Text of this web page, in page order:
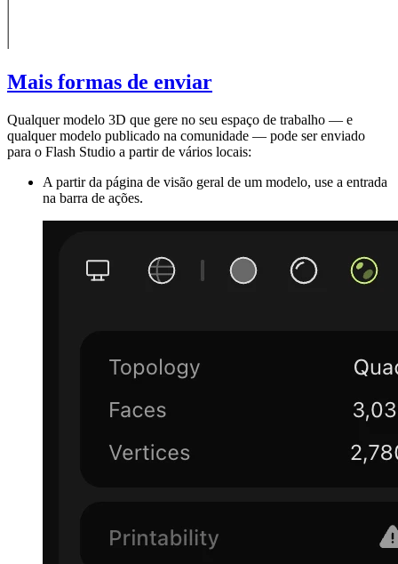
Mais formas de enviar
Qualquer modelo 3D que gere no seu espaço de trabalho — e
qualquer modelo publicado na comunidade — pode ser enviado
para o Flash Studio a partir de vários locais:
A partir da página de visão geral de um modelo, use a entrada
na barra de ações.